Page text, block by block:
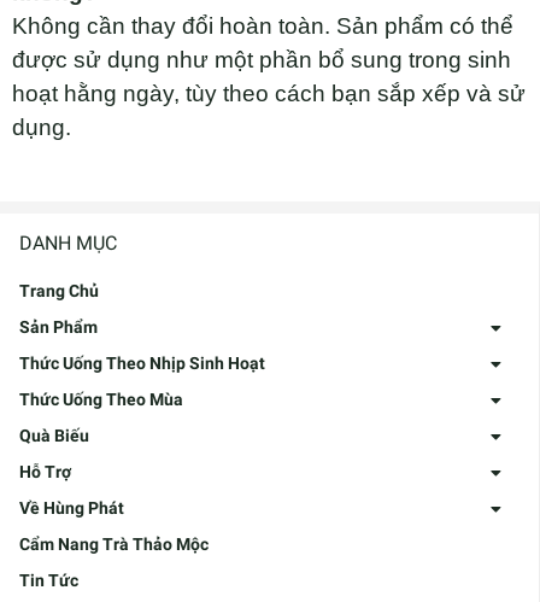
DANH MỤC
Trang Chủ
Sản Phẩm
Thức Uống Theo Nhịp Sinh Hoạt
Thức Uống Theo Mùa
Quà Biếu
Hỗ Trợ
Về Hùng Phát
Cẩm Nang Trà Thảo Mộc
Tin Tức
Không cần thay đổi hoàn toàn. Sản phẩm có thể
được sử dụng như một phần bổ sung trong sinh
hoạt hằng ngày, tùy theo cách bạn sắp xếp và sử
dụng.